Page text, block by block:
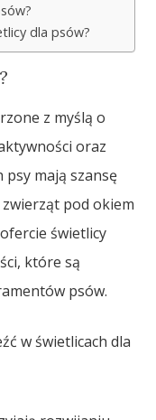
dla psów?
z myślą o
oraz
psy mają szansę
pod okiem
świetlicy
które są
psów.
w świetlicach dla